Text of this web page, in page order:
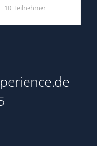
10 Teilnehmer